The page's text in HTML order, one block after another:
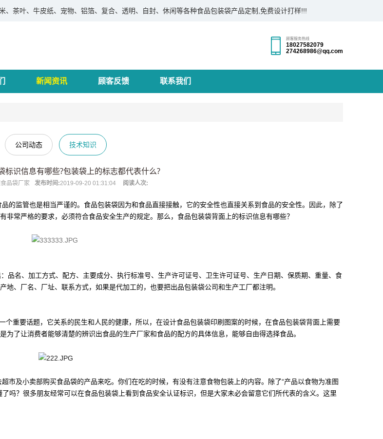
茶叶、牛皮纸、宠物、铝箔、复合、透明、自封、休闲等各种食品包装袋产品定制,免费设计打样!!!
顾客服务热线
18027582079
274268986@qq.com
新闻资讯 顾客反馈 联系我们
公司动态 技术知识
标识信息有哪些?包装袋上的标志都代表什么?
品袋厂家 发布时间:2019-09-20 01:31:04 阅读人次:
监管也是相当严谨的。食品包装袋因为和食品直接接触，它的安全性也直接关系到食品的安全性。因此，除了
常严格的要求，必须符合食品安全生产的规定。那么，食品包装袋背面上的标识信息有哪些？
名、加工方式、配方、主要成分、执行标准号、生产许可证号、卫生许可证号、生产日期、保质期、重量、食
、厂名、厂址、联系方式，如果是代加工的，也要把出品包装袋公司和生产工厂都注明。
要话题，它关系的民生和人民的健康，所以，在设计食品包装袋印刷图案的时候，在食品包装袋背面上需要
了让消费者能够清楚的辨识出食品的生产厂家和食品的配方的具体信息，能够自由得选择食品。
及小卖部购买食品袋的产品来吃。你们在吃的时候，有没有注意食物包装上的内容。除了“产品以食物为准图
吗？很多朋友经常可以在食品包装袋上看到食品安全认证标识，但是大家未必会留意它们所代表的含义。这里